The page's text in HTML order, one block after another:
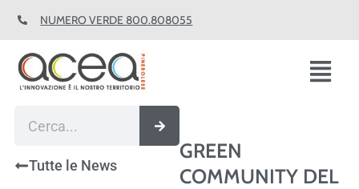
NUMERO VERDE 800.808055
Tutte le News
GREEN
COMMUNITY DEL